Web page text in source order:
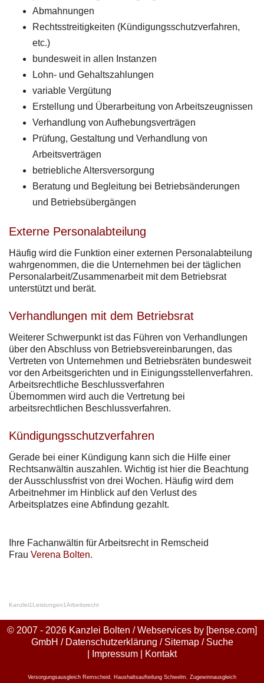
Abmahnungen
Rechtsstreitigkeiten (Kündigungsschutzverfahren,
etc.)
bundesweit in allen Instanzen
Lohn- und Gehaltszahlungen
variable Vergütung
Erstellung und Überarbeitung von Arbeitszeugnissen
Verhandlung von Aufhebungsverträgen
Prüfung, Gestaltung und Verhandlung von
Arbeitsverträgen
betriebliche Altersversorgung
Beratung und Begleitung bei Betriebsänderungen
und Betriebsübergängen
Externe Personalabteilung
Häufig wird die Funktion einer externen Personalabteilung
wahrgenommen, die die Unternehmen bei der täglichen
Personalarbeit/Zusammenarbeit mit dem Betriebsrat
unterstützt und berät.
Verhandlungen mit dem Betriebsrat
Weiterer Schwerpunkt ist das Führen von Verhandlungen
über den Abschluss von Betriebsvereinbarungen, das
Vertreten von Unternehmen und Betriebsräten bundesweit
vor den Arbeitsgerichten und in Einigungsstellenverfahren.
Arbeitsrechtliche Beschlussverfahren
Übernommen wird auch die Vertretung bei
arbeitsrechtlichen Beschlussverfahren.
Kündigungsschutzverfahren
Gerade bei einer Kündigung kann sich die Hilfe einer
Rechtsanwältin auszahlen. Wichtig ist hier die Beachtung
der Ausschlussfrist von drei Wochen. Häufig wird dem
Arbeitnehmer im Hinblick auf den Verlust des
Arbeitsplatzes eine Abfindung gezahlt.
Ihre Fachanwältin für Arbeitsrecht in Remscheid
Frau Verena Bolten.
Kanzlei1 Leistungen1Arbeitsrecht
© 2007 - 2026 Kanzlei Bolten / Webservices by [bense.com]
GmbH / Datenschutzerklärung / Sitemap/ Suche
Impressum Kontakt
Versorgungsausgleich Remscheid Haushaltsaufteilung Schwelm Zugewinnausgleich